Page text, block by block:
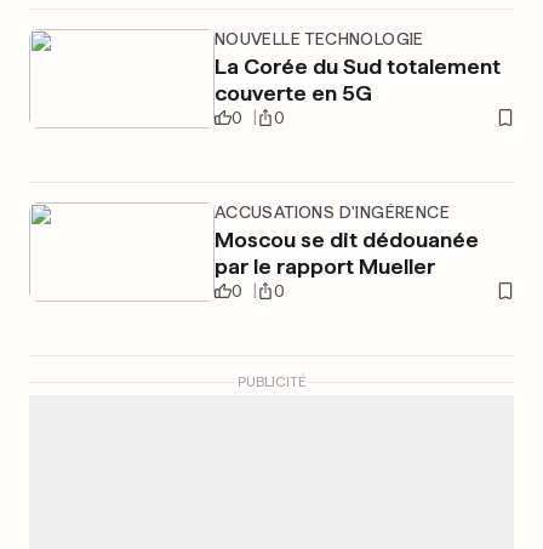
NOUVELLE TECHNOLOGIE
La Corée du Sud totalement
couverte en 5G
0 0
ACCUSATIONS D'INGÉRENCE
Moscou se dit dédouanée
par le rapport Mueller
0 0
PUBLICITÉ